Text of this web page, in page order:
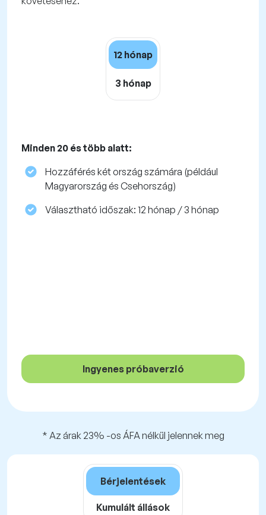
12 hónap
3 hónap
Minden 20 és több alatt:
Hozzáférés két ország számára (például
Magyarország és Csehország)
Választható időszak: 12 hónap / 3 hónap
Ingyenes próbaverzió
* Az árak 23% -os ÁFA nélkül jelennek meg
Bérjelentések
Kumulált állások